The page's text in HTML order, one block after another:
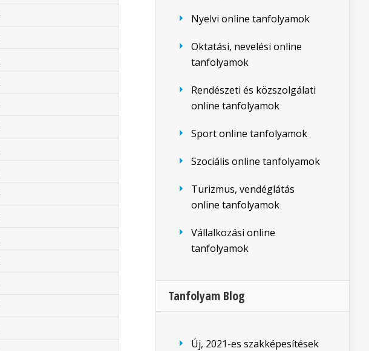
Nyelvi online tanfolyamok
Oktatási, nevelési online
tanfolyamok
Rendészeti és közszolgálati
online tanfolyamok
Sport online tanfolyamok
Szociális online tanfolyamok
Turizmus, vendéglátás
online tanfolyamok
Vállalkozási online
tanfolyamok
Tanfolyam Blog
Új, 2021-es szakképesítések